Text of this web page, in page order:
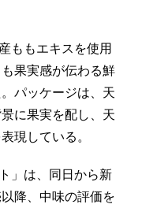
ももエキスを使用
果実感が伝わる鮮
パッケージは、天
に果実を配し、天
現している。
」は、同日から新
降、中味の評価を